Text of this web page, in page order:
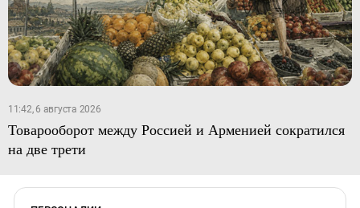
11:42, 6 августа 2026
Товарооборот между Россией и Арменией сократился
на две трети